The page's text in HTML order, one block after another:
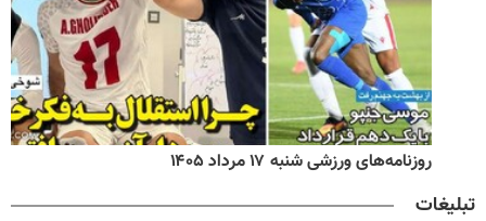
روزنامه‌های ورزشی شنبه ۱۷ مرداد ۱۴۰۵
تبلیغات